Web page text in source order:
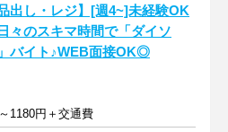
品出し・レジ】[週4~]未経験OK
々のスキマ時間で「ダイソ
バイト♪WEB面接OK◎
1180円＋交通費